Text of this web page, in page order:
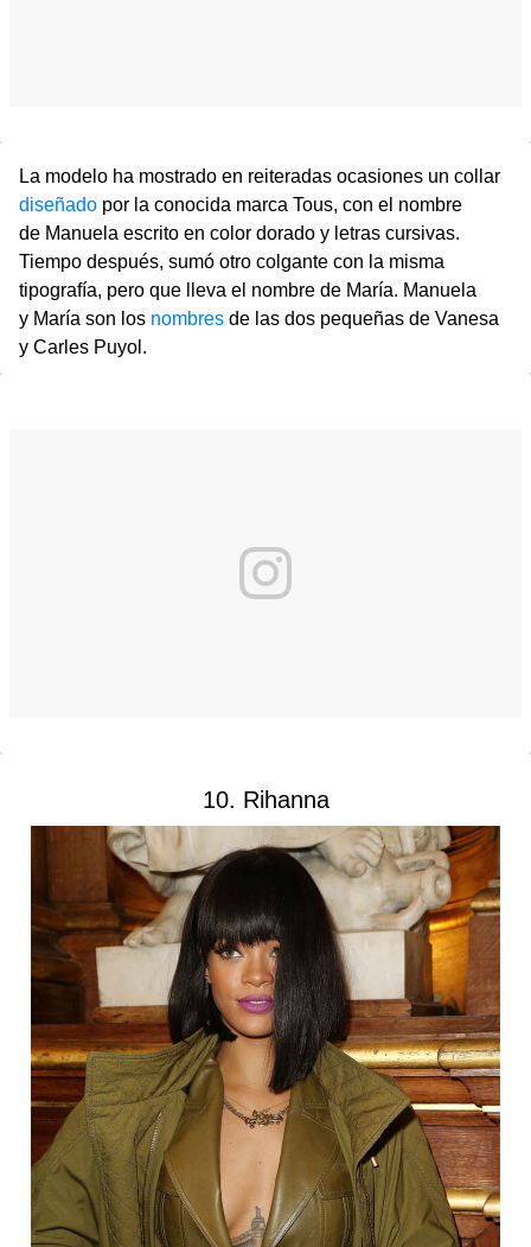
La modelo ha mostrado en reiteradas ocasiones un collar
diseñado por la conocida marca Tous, con el nombre
de Manuela escrito en color dorado y letras cursivas.
Tiempo después, sumó otro colgante con la misma
tipografía, pero que lleva el nombre de María. Manuela
y María son los nombres de las dos pequeñas de Vanesa
y Carles Puyol.
10. Rihanna